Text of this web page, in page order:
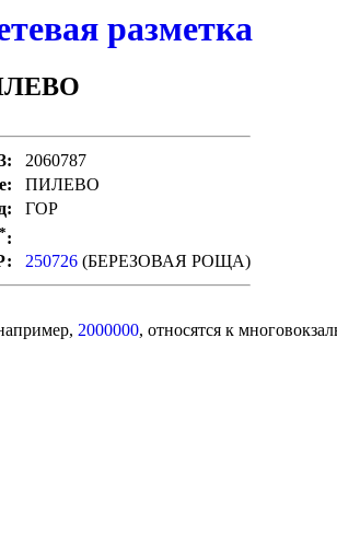
разметка
2060787
ПИЛЕВО
ГОР
*:
250726 (БЕРЕЗОВАЯ РОЩА)
2000000, относятся к